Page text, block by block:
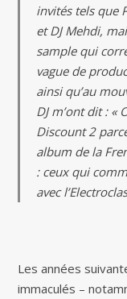
invités tels que
et DJ Mehdi,
sample qui
vague de
ainsi qu’au
DJ m’ont dit : «
Discount 2
album de la
: ceux qui
avec
Les années
immaculés –